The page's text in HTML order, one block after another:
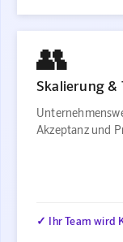
👥
Skalierung &
Akzeptanz und
✓ Ihr Team wird